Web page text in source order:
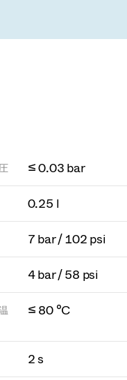
≤ 0.03 bar
0.25 l
7 bar / 102 psi
4 bar / 58 psi
≤ 80 °C
2 s